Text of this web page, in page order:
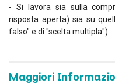
- Si lavora sia sulla
risposta aperta) sia su
falso" e di "scelta multipla").
Maggiori